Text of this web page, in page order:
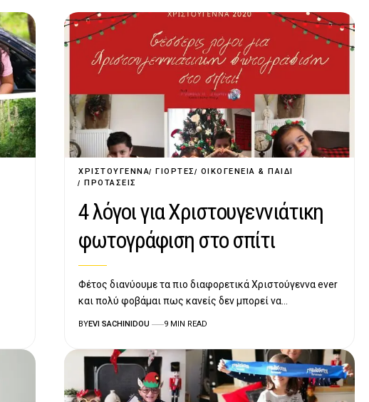
ΧΡΙΣΤΟΎΓΕΝΝΑ ΓΙΟΡΤΈΣ
ΟΙΚΟΓΈΝΕΙΑ & ΠΑΙΔΊ
ΠΡΟΤΆΣΕΙΣ
4 λόγοι για Χριστουγεννιάτικη
φωτογράφιση στο σπίτι
Φέτος διανύουμε τα πιο διαφορετικά Χριστούγεννα ever
και πολύ φοβάμαι πως κανείς δεν μπορεί να…
BYEVI SACHINIDOU 9 MIN READ